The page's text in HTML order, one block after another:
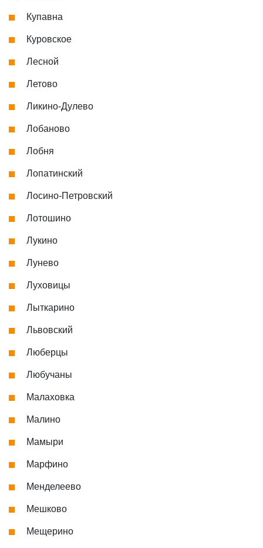
Купавна
Куровское
Лесной
Летово
Ликино-Дулево
Лобаново
Лобня
Лопатинский
Лосино-Петровский
Лотошино
Лукино
Лунево
Луховицы
Лыткарино
Львовский
Люберцы
Любучаны
Малаховка
Малино
Мамыри
Марфино
Менделеево
Мешково
Мещерино